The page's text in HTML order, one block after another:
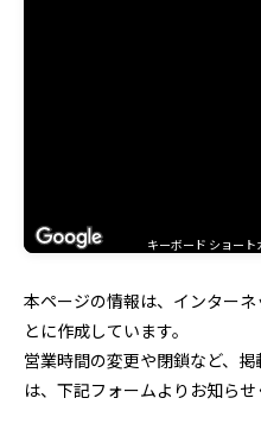
キーボード ショート
本ページの情報は、インター
とに作成しています。
営業時間の変更や閉鎖など、
は、下記フォームよりお知らせ